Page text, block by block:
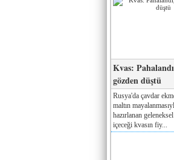
Kvas:
gözden düştü
Rusya'da çavdar
maltın
hazırlanan
içeceği kvasın fiy...